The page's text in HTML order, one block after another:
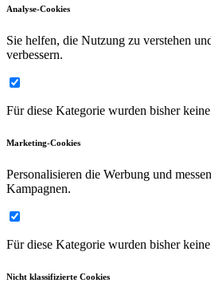
Analyse-Cookies
Sie helfen, die Nutzung zu verstehen
verbessern.
Für diese Kategorie wurden bisher
Marketing-Cookies
Personalisieren die Werbung und
Kampagnen.
Für diese Kategorie wurden bisher
Nicht klassifizierte Cookies